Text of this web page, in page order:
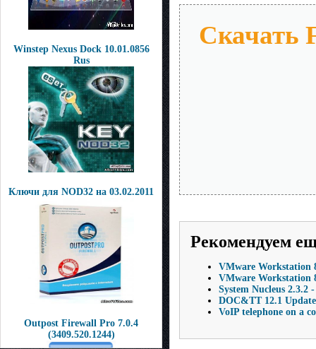
Winstep Nexus Dock 10.01.0856
Rus
Ключи для NOD32 на 03.02.2011
Outpost Firewall Pro 7.0.4
(3409.520.1244)
Скачать
Рекомендуем
VMware Workstation
VMware Workstation
System Nucleus
DOC&TT 12.1
VoIP telephone on a